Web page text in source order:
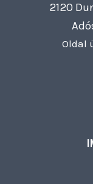
2120
Oldal